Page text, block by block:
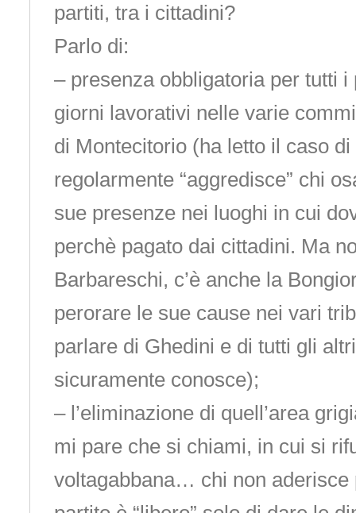
partiti, tra i cittadini?
Parlo di:
– presenza obbligatoria per tutti
giorni lavorativi nelle varie
di Montecitorio (ha letto il caso
regolarmente “aggredisce” chi
sue presenze nei luoghi in cui
perchè pagato dai cittadini. Ma
Barbareschi, c’è anche la
perorare le sue cause nei vari
parlare di Ghedini e di tutti gli
sicuramente conosce);
– l’eliminazione di quell’area
mi pare che si chiami, in cui si
voltagabbana… chi non aderisce